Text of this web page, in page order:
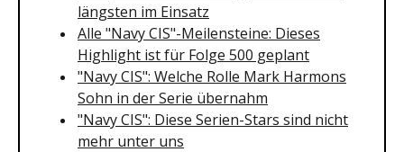
längsten im Einsatz
Alle "Navy CIS"-Meilensteine: Dieses
Highlight ist für Folge 500 geplant
"Navy CIS": Welche Rolle Mark Harmons
Sohn in der Serie übernahm
"Navy CIS": Diese Serien-Stars sind nicht
mehr unter uns